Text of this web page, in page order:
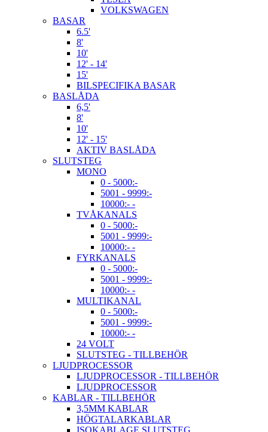
VOLKSWAGEN
BASAR
6.5'
8'
10'
12' - 14'
15'
BILSPECIFIKA BASAR
BASLÅDA
6,5'
8'
10'
12' - 15'
AKTIV BASLÅDA
SLUTSTEG
MONO
0 - 5000:-
5001 - 9999:-
10000:- -
TVÅKANALS
0 - 5000:-
5001 - 9999:-
10000:- -
FYRKANALS
0 - 5000:-
5001 - 9999:-
10000:- -
MULTIKANAL
0 - 5000:-
5001 - 9999:-
10000:- -
24 VOLT
SLUTSTEG - TILLBEHÖR
LJUDPROCESSOR
LJUDPROCESSOR - TILLBEHÖR
LJUDPROCESSOR
KABLAR - TILLBEHÖR
3,5MM KABLAR
HÖGTALARKABLAR
ISOKABLAGE SLUTSTEG